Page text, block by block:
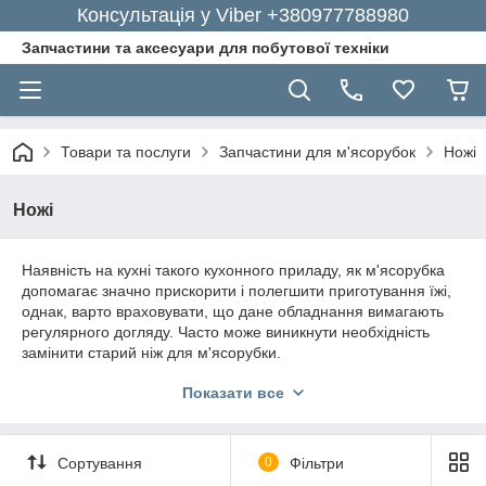
Консультація у Viber +380977788980
Запчастини та аксесуари для побутової техніки
Товари та послуги Запчастини для м'ясорубок Ножі
Ножі
Наявність на кухні такого кухонного приладу, як м'ясорубка
допомагає значно прискорити і полегшити приготування їжі,
однак, варто враховувати, що дане обладнання вимагають
регулярного догляду. Часто може виникнути необхідність
замінити старий ніж для м'ясорубки.
підходящої деталі, адже ви не можете точно знати, чи є в
Інтернет-магазин «GoodParts» пропонує швидко і легко
замовити необхідні ножі для електром'ясорубок, а також інші
Показати все
Сортування 0 Фільтри